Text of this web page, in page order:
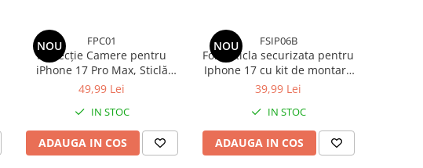
NOU FPC01
Protecție Camere pentru
iPhone 17 Pro Max, Sticlă
Securizată Full Cover cu Ramă
49,99 Lei
IN STOC
ADAUGA IN COS
NOU FSIP06B
Folie sticla securizata pentru
Iphone 17 cu kit de montare
inclus - Claritate Ultra HD,
Protectie Anti-Zgarieturi si
Socuri
39,99 Lei
IN STOC
ADAUGA IN COS